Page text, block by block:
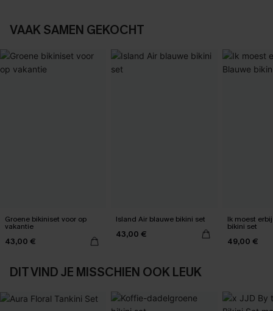
VAAK SAMEN GEKOCHT
Groene bikiniset voor op
vakantie
43,00 €
Island Air blauwe bikini set
43,00 €
Ik moest
bikini set
49,00 €
DIT VIND JE MISSCHIEN OOK LEUK